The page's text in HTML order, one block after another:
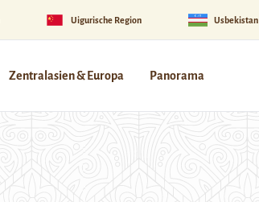
Uigurische Region Usbekistan
Zentralasien & Europa Panorama